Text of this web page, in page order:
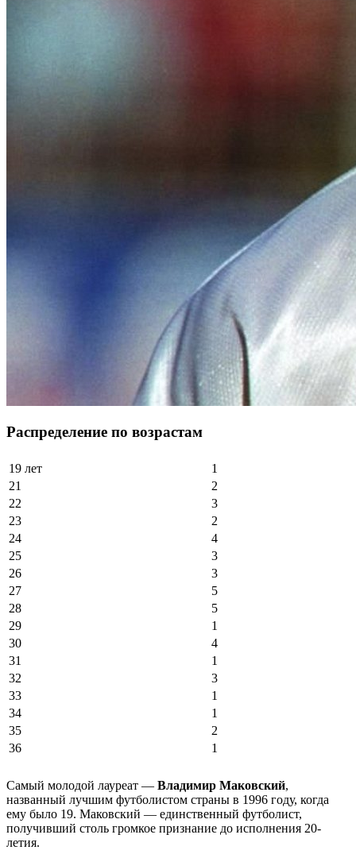
Распределение по возрастам
19 лет
1
21
2
22
3
23
2
24
4
25
3
26
3
27
5
28
5
29
1
30
4
31
1
32
3
33
1
34
1
35
2
36
1
Самый молодой лауреат — Владимир Маковский,
названный лучшим футболистом страны в 1996 году, когда
ему было 19. Маковский — единственный футболист,
получивший столь громкое признание до исполнения 20-
летия.